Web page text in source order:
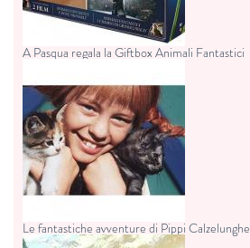
A Pasqua regala la Giftbox Animali Fantastici
Le fantastiche avventure di Pippi Calzelunghe